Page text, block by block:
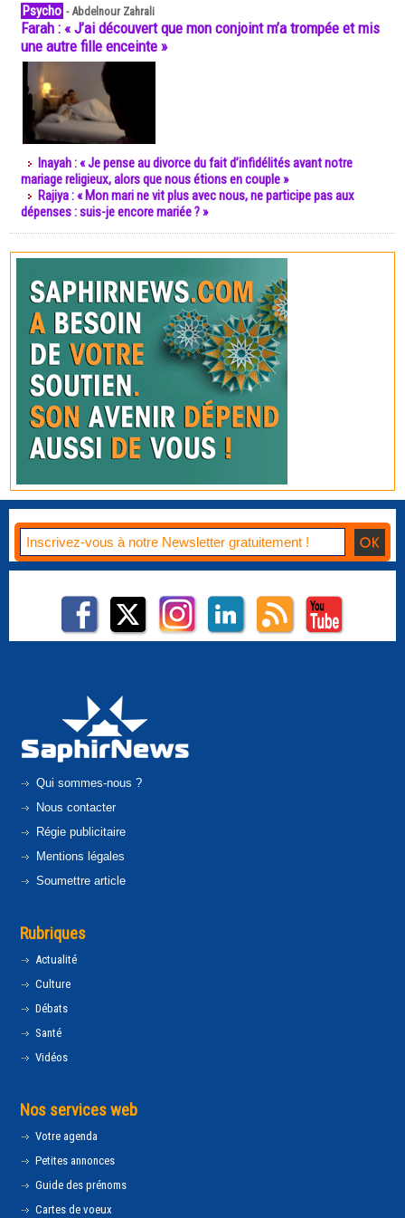
Psycho -Abdelnour Zahrali
Farah : « J’ai découvert que mon conjoint m’a trompée et mis
une autre fille enceinte »
Inayah : « Je pense au divorce du fait d’infidélités avant notre
mariage religieux, alors que nous étions en couple »
Rajiya : « Mon mari ne vit plus avec nous, ne participe pas aux
dépenses : suis-je encore mariée ? »
Qui sommes-nous ?
Nous contacter
Régie publicitaire
Mentions légales
Soumettre article
Rubriques
Actualité
Culture
Débats
Santé
Vidéos
Nos services web
Votre agenda
Petites annonces
Guide des prénoms
Cartes de voeux